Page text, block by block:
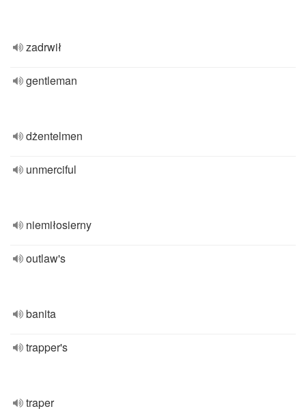
zadrwił
gentleman
dżentelmen
unmerciful
niemiłosierny
outlaw's
banita
trapper's
traper